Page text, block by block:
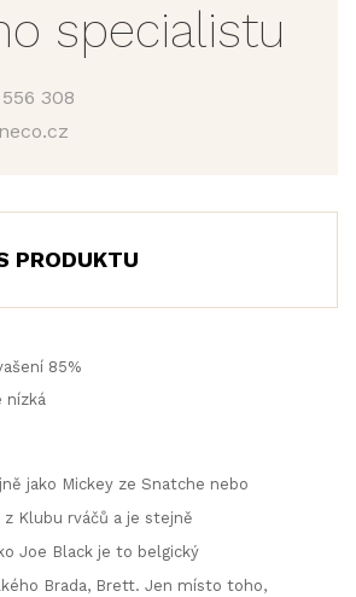
specialistu
308
PRODUKTU
85%
nízká
jako Mickey ze Snatche nebo
Klubu rváčů a je stejně
Joe Black je to belgický
Brada, Brett. Jen místo toho,